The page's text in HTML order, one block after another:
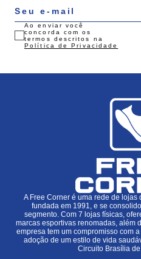
Ao enviar você
concorda com os
termos descritos na
Política de Privacidade
A Free Corner é uma rede de lojas
fundada em 1991, e se
segmento. Com 7 lojas físicas,
marcas esportivas renomadas, além
empresa tem um compromisso com
adoção de um estilo de vida
Circuito Brasília